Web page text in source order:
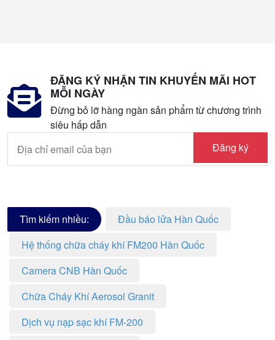
ĐĂNG KÝ NHẬN TIN KHUYẾN MÃI HOT
MỖI NGÀY
Đừng bỏ lỡ hàng ngàn sản phẩm từ chương trình
siêu hấp dẫn
Đăng ký
Tìm kiếm nhiều:
Đầu báo lửa Hàn Quốc
Hệ thống chữa cháy khí FM200 Hàn Quốc
Camera CNB Hàn Quốc
Chữa Cháy Khí Aerosol Granit
Dịch vụ nạp sạc khí FM-200